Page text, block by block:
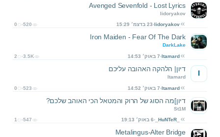
Avenged Sevenfold - Lost Lyrics
lidoryakov
lidoryakov 23 בדצמ׳ 15:29 0 520
Iron Maiden - Fear Of The Dark
DarkLake
Itamard 7 באוק׳ 14:53 2 3.5K
דיון| הלהקה האהובה עליכם
Itamard
Itamard 7 באוק׳ 14:52 0 523
דיון]מה הסוג של הרוק והמטאל הכי האוהב שלכם?
St1M
_HuNTeR_ 6 באוק׳ 19:13 1 547
Metalingus-Alter Bridge